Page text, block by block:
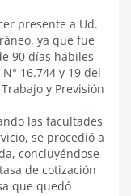
presente a Ud.
ya que fue
90 días hábiles
16.744 y 19 del
y Previsión
las facultades
se procedió a
concluyéndose
de cotización
que quedó